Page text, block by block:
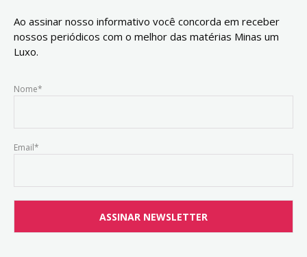
Ao assinar nosso informativo você concorda em receber
nossos periódicos com o melhor das matérias Minas um
Luxo.
Nome*
Email*